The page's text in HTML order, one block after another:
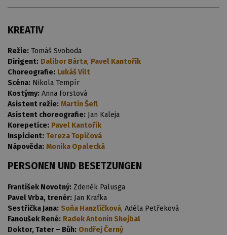
KREATIV
Režie: Tomáš Svoboda
Dirigent: Dalibor Bárta, Pavel Kantořík
Choreografie: Lukáš Vilt
Scéna: Nikola Tempír
Kostýmy: Anna Forstová
Asistent režie: Martin Šefl
Asistent choreografie: Jan Kaleja
Korepetice: Pavel Kantořík
Inspicient: Tereza Topičová
Nápověda: Monika Opalecká
PERSONEN UND BESETZUNGEN
František Novotný: Zdeněk Palusga
Pavel Vrba, trenér: Jan Krafka
Sestřička Jana: Soňa Hanzlíčková, Adéla Petřeková
Fanoušek René: Radek Antonín Shejbal
Doktor, Tater – Bůh: Ondřej Černý